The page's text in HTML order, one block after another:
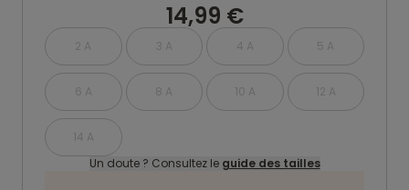
14,99 €
2 A 3 A 4 A 5 A
6 A 8 A 10 A 12 A
14 A
Un doute ? Consultez le guide des tailles